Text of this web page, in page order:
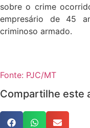
sobre o crime
empresário de 45
criminoso armado.
Fonte: PJC/MT
Compartilhe este